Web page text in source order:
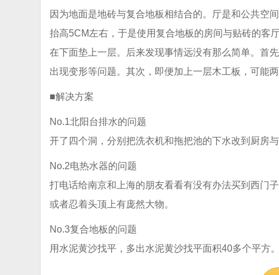
因为地面是地砖与复合地板相结合的。厅是和公共空
抬高5CM左右，于是使用复合地板的房间与贴砖的客
在下面垫上一层。后来发现事情远没有那么简单。首
出现变形等问题。其次，即便加上一层木工板，可能
■解决方案
No.1北阳台排水的问题
开了四个洞，分别把洗衣机和拖把池的下水改到厨房与
No.2电热水器的问题
打电话给南京和上海的朋友看看有没有办法买到西门
或者忍着头顶上有庞然大物。
No.3复合地板的问题
用水泥黄沙找平，多出水泥黄沙找平面积40多个平方。